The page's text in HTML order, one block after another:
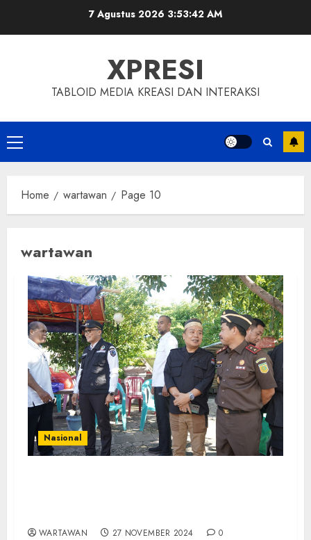
7 Agustus 2026 3:53:43 AM
XPRESI
TABLOID MEDIA KREASI DAN INTERAKSI
Primary
Menu
Home wartawan Page 10
wartawan
Nasional
WARTAWAN 27 NOVEMBER 2024 0